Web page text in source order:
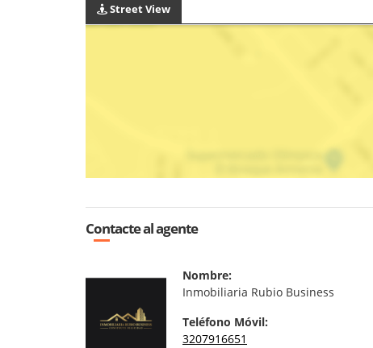
Street View
Contacte al agente
Nombre:
Inmobiliaria Rubio Business
Teléfono Móvil:
3207916651